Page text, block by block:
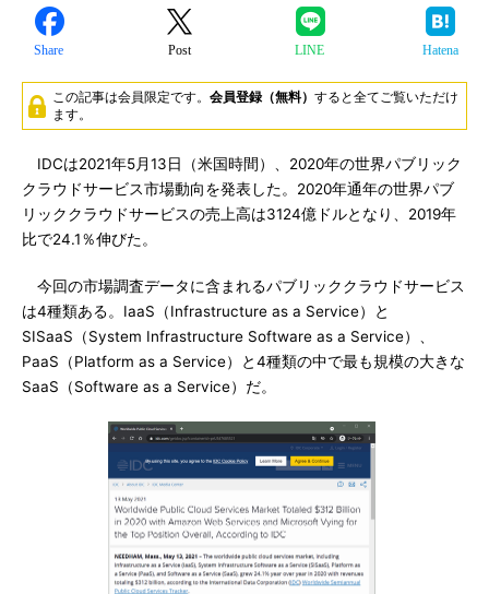
Share Post LINE Hatena
この記事は会員限定です。 会員登録（無料） すると全てご覧いただけ
ます。
IDCは2021年5月13日（米国時間）、2020年の世界パブリック
クラウドサービス市場動向を発表した。2020年通年の世界パブ
リッククラウドサービスの売上高は3124億ドルとなり、2019年
比で24.1％伸びた。
今回の市場調査データに含まれるパブリッククラウドサービス
は4種類ある。IaaS（Infrastructure as a Service）と
SISaaS（System Infrastructure Software as a Service）、
PaaS（Platform as a Service）と4種類の中で最も規模の大きな
SaaS（Software as a Service）だ。